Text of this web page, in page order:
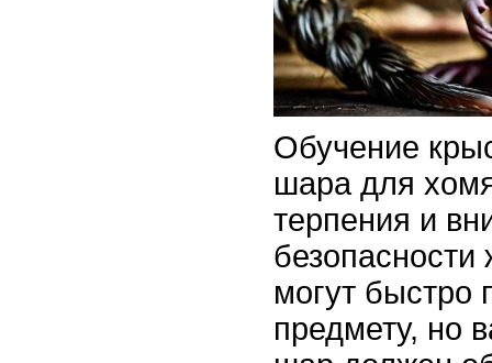
Обучение
шара для
терпения и
могут быстро
предмету, но